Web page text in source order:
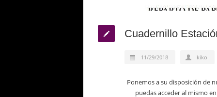
Cuadernillo
11/29/2018 kiko
Ponemos a su disposición de
puedas acceder al mismo